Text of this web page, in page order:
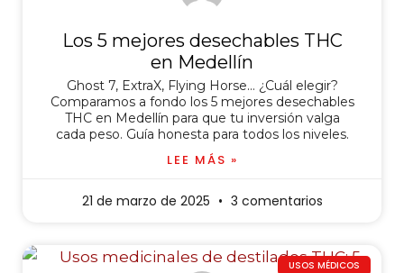
Los 5 mejores desechables THC
en Medellín
Ghost 7, ExtraX, Flying Horse… ¿Cuál elegir?
Comparamos a fondo los 5 mejores desechables
THC en Medellín para que tu inversión valga
cada peso. Guía honesta para todos los niveles.
LEE MÁS »
21 de marzo de 2025 3 comentarios
USOS MÉDICOS